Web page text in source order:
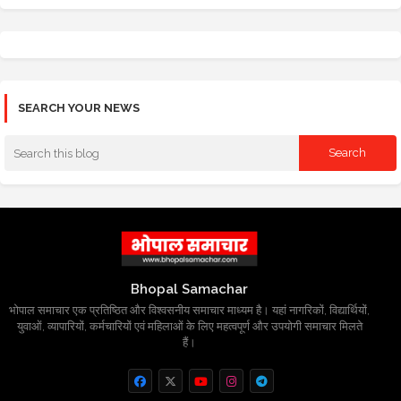
SEARCH YOUR NEWS
Bhopal Samachar
भोपाल समाचार एक प्रतिष्ठित और विश्वसनीय समाचार माध्यम है। यहां नागरिकों, विद्यार्थियों,
युवाओं, व्यापारियों, कर्मचारियों एवं महिलाओं के लिए महत्वपूर्ण और उपयोगी समाचार मिलते
हैं।